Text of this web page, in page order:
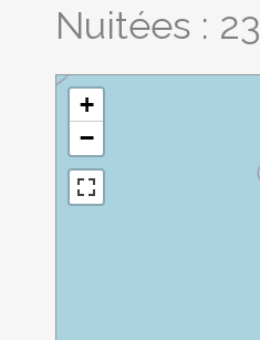
Nuitées : 23
+
−